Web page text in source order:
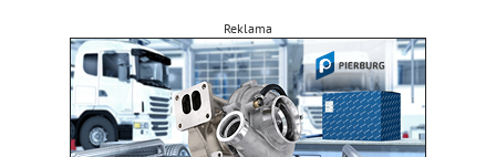
Reklama